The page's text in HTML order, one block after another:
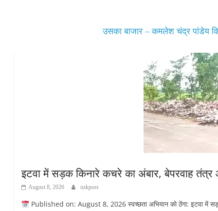
उसका बाजार – कमलेश चंद्र पांडेय
इटवा में सड़क किनारे कचरे का अंबार, बेपरवाह
August 8, 2026 nzkpost
Published on: August 8, 2026 स्वच्छता अभियान को ठेंगा: इटवा में